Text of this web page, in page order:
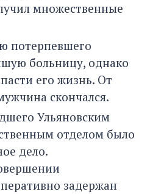
множественные
потерпевшего
больницу, однако
его жизнь. От
скончался.
Ульяновским
отделом было
дело.
задержан